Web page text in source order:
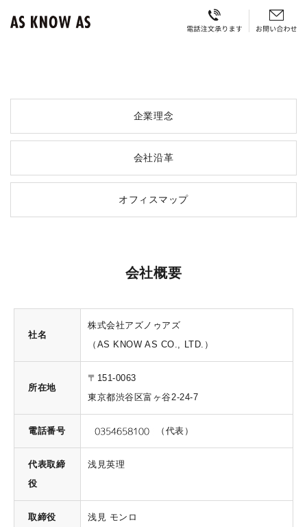
企業理念
会社沿革
オフィスマップ
会社概要
社名
株式会社アズノゥアズ
（AS KNOW AS CO., LTD.）
所在地
〒151-0063
東京都渋谷区富ヶ谷2-24-7
電話番号 （代表）
代表取締
役
浅見英理
取締役 浅見 モンロ